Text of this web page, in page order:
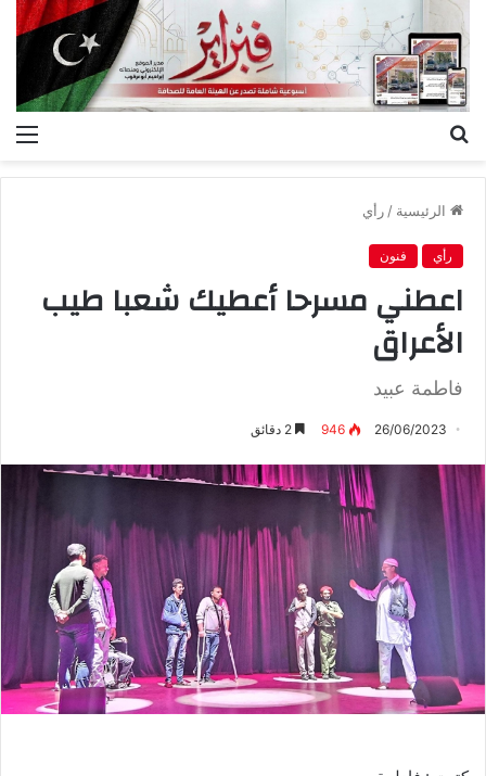
الرئيسية / رأي
رأي فنون
اعطني مسرحا أعطيك شعبا طيب
الأعراق
فاطمة عبيد
26/06/2023
946